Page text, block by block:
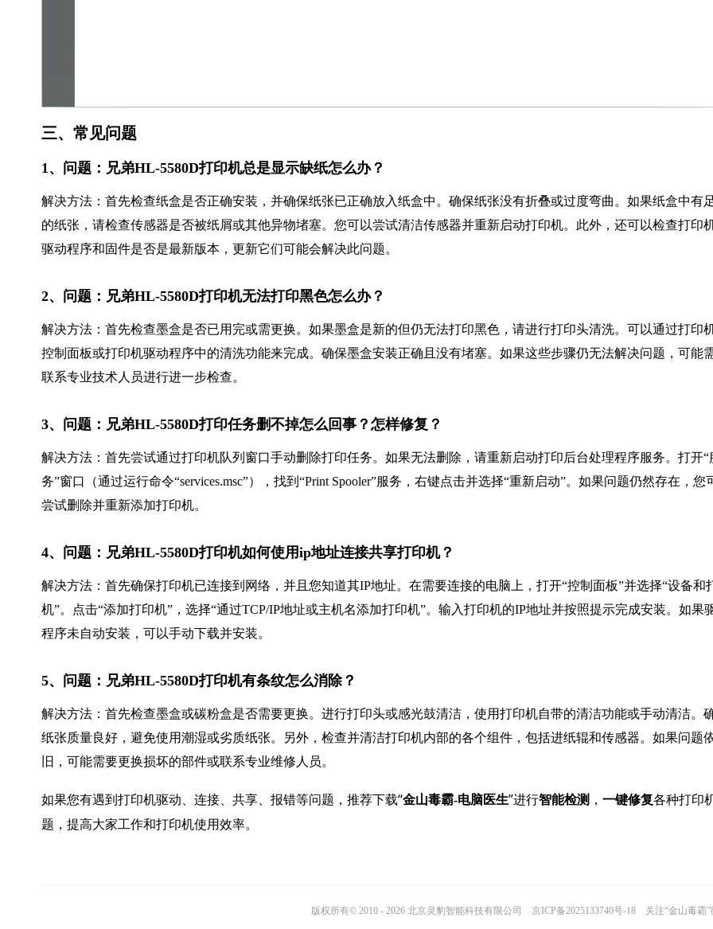
三、常见问题
1、问题：兄弟HL-5580D打印机总是显示缺纸怎么办？
解决方法：首先检查纸盒是否正确安装，并确保纸张已正确放入纸盒中。确保纸张没有折叠或过度弯曲。如果纸盒中有
的纸张，请检查传感器是否被纸屑或其他异物堵塞。您可以尝试清洁传感器并重新启动打印机。此外，还可以检查打印
驱动程序和固件是否是最新版本，更新它们可能会解决此问题。
2、问题：兄弟HL-5580D打印机无法打印黑色怎么办？
解决方法：首先检查墨盒是否已用完或需更换。如果墨盒是新的但仍无法打印黑色，请进行打印头清洗。可以通过打印
控制面板或打印机驱动程序中的清洗功能来完成。确保墨盒安装正确且没有堵塞。如果这些步骤仍无法解决问题，可能
联系专业技术人员进行进一步检查。
3、问题：兄弟HL-5580D打印任务删不掉怎么回事？怎样修复？
解决方法：首先尝试通过打印机队列窗口手动删除打印任务。如果无法删除，请重新启动打印后台处理程序服务。打开“
务”窗口（通过运行命令“services.msc”），找到“Print Spooler”服务，右键点击并选择“重新启动”。如果问题仍然存在，您
尝试删除并重新添加打印机。
4、问题：兄弟HL-5580D打印机如何使用ip地址连接共享打印机？
解决方法：首先确保打印机已连接到网络，并且您知道其IP地址。在需要连接的电脑上，打开“控制面板”并选择“设备和
机”。点击“添加打印机”，选择“通过TCP/IP地址或主机名添加打印机”。输入打印机的IP地址并按照提示完成安装。如果
程序未自动安装，可以手动下载并安装。
5、问题：兄弟HL-5580D打印机有条纹怎么消除？
解决方法：首先检查墨盒或碳粉盒是否需要更换。进行打印头或感光鼓清洁，使用打印机自带的清洁功能或手动清洁。
纸张质量良好，避免使用潮湿或劣质纸张。另外，检查并清洁打印机内部的各个组件，包括进纸辊和传感器。如果问题
旧，可能需要更换损坏的部件或联系专业维修人员。
如果您有遇到打印机驱动、连接、共享、报错等问题，推荐下载“金山毒霸-电脑医生”进行智能检测 ， 一键修复各种打印
题，提高大家工作和打印机使用效率。
版权所有© 2010 - 2026 北京灵豹智能科技有限公司 京ICP备2025133740号-18 关注“金山毒霸